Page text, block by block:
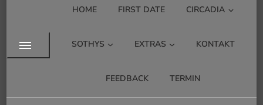
HOME FIRST DATE CIRCADIA
SOTHYS EXTRAS KONTAKT
FEEDBACK TERMIN